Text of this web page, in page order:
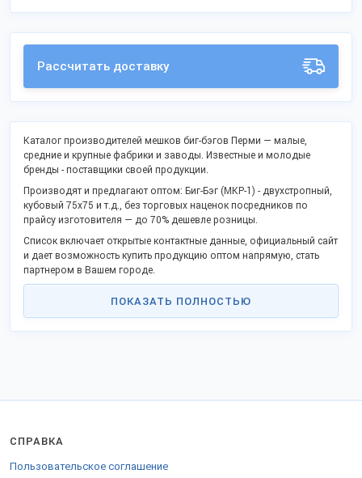
Рассчитать доставку
Каталог производителей мешков биг-бэгов Перми — малые,
средние и крупные фабрики и заводы. Известные и молодые
бренды - поставщики своей продукции.
Производят и предлагают оптом: Биг-Бэг (МКР-1) - двухстропный,
кубовый 75х75 и т.д., без торговых наценок посредников по
прайсу изготовителя — до 70% дешевле розницы.
Список включает открытые контактные данные, официальный сайт
и дает возможность купить продукцию оптом напрямую, стать
партнером в Вашем городе.
программу импортозамещения и модернизации, предлагают
взаимовыгодное партнерство.
ПОКАЗАТЬ ПОЛНОСТЬЮ
СПРАВКА
Пользовательское соглашение